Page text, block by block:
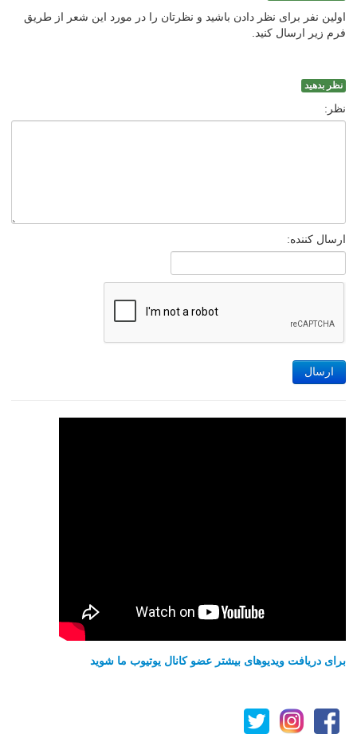
اولین نفر برای نظر دادن باشید و نظرتان را در مورد این شعر از طریق
فرم زیر ارسال کنید.
نظر بدهید
نظر:
ارسال کننده:
ارسال
برای دریافت ویدیوهای بیشتر عضو کانال یوتیوب ما شوید